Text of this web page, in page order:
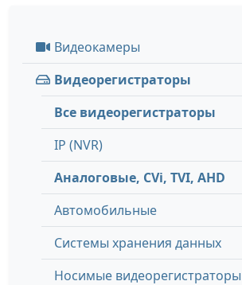
Видеокамеры
Видеорегистраторы
Все видеорегистраторы
IP (NVR)
Аналоговые, СVi, TVI, AHD
Автомобильные
Системы хранения данных
Носимые видеорегистраторы